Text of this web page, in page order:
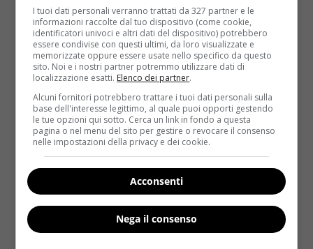
I tuoi dati personali verranno trattati da 327 partner e le
informazioni raccolte dal tuo dispositivo (come cookie,
identificatori univoci e altri dati del dispositivo) potrebbero
essere condivise con questi ultimi, da loro visualizzate e
memorizzate oppure essere usate nello specifico da questo
sito. Noi e i nostri partner potremmo utilizzare dati di
localizzazione esatti. Elenco dei partner.
Alcuni fornitori potrebbero trattare i tuoi dati personali sulla
base dell'interesse legittimo, al quale puoi opporti gestendo
le tue opzioni qui sotto. Cerca un link in fondo a questa
pagina o nel menu del sito per gestire o revocare il consenso
nelle impostazioni della privacy e dei cookie.
Acconsenti
Nega il consenso